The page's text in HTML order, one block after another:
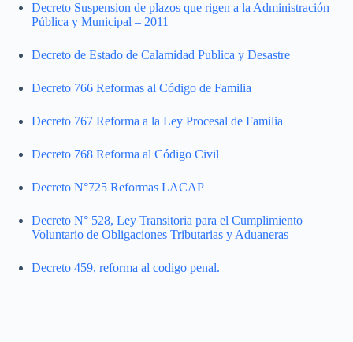
Decreto Suspension de plazos que rigen a la Administración
Pública y Municipal – 2011
Decreto de Estado de Calamidad Publica y Desastre
Decreto 766 Reformas al Código de Familia
Decreto 767 Reforma a la Ley Procesal de Familia
Decreto 768 Reforma al Código Civil
Decreto N°725 Reformas LACAP
Decreto N° 528, Ley Transitoria para el Cumplimiento
Voluntario de Obligaciones Tributarias y Aduaneras
Decreto 459, reforma al codigo penal.